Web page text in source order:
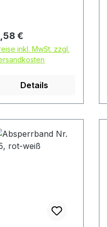
Preis:
€
inkl. MwSt. zzgl.
Details